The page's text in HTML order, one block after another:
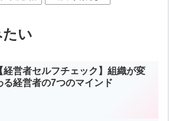
い
経営者セルフチェック】組織が変
る経営者の7つのマインド